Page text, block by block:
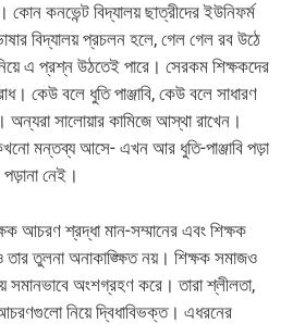
কোন কনভেন্ট বিদ্যালয় ছাত্রীদের ইউনিফর্ম
বিদ্যালয় প্রচলন হলে, গেল গেল রব উঠে
এ প্রশ্ন উঠতেই পারে। সেরকম শিক্ষকদের
কেউ বলে ধুতি পাঞ্জাবি, কেউ বলে সাধারণ
অন্যরা সালোয়ার কামিজে আস্থা রাখেন।
মন্তব্য আসে- এখন আর ধুতি-পাঞ্জাবি পড়া
নেই।
আচরণ শ্রদ্ধা মান-সম্মানের এবং শিক্ষক
তার তুলনা অনাকাঙ্ক্ষিত নয়। শিক্ষক সমাজও
অংশগ্রহণ করে। তারা শ্লীলতা,
নিয়ে দ্বিধাবিভক্ত। এধরনের